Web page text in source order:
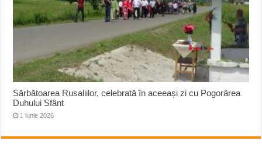
Sărbătoarea Rusaliilor, celebrată în aceeași zi cu Pogorârea
Duhului Sfânt
1 iunie 2026